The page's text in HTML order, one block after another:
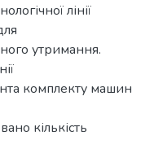
лінії
утримання.
комплекту машин
кількість